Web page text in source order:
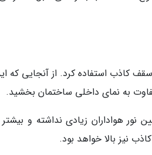
کاذب استفاده کرد. از آنجایی
به نمای داخلی ساختمان بخشید.
نور هواداران زیادی نداشته و
نیز بالا خواهد بود.